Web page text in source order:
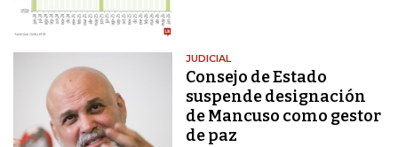
JUDICIAL
Consejo de Estado
suspende designación
de Mancuso como gestor
de paz